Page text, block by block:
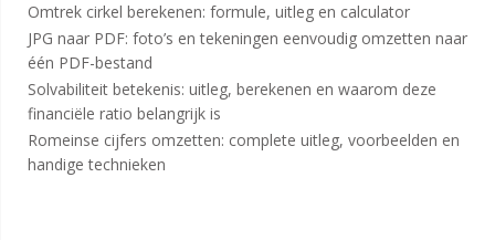
Omtrek cirkel berekenen: formule, uitleg en calculator
JPG naar PDF: foto’s en tekeningen eenvoudig omzetten naar
één PDF-bestand
Solvabiliteit betekenis: uitleg, berekenen en waarom deze
financiële ratio belangrijk is
Romeinse cijfers omzetten: complete uitleg, voorbeelden en
handige technieken